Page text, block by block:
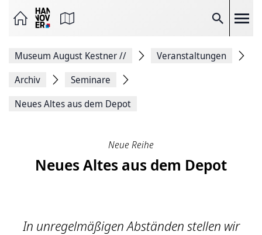
Suche
Facebook
teilen
Seitenlink
Museum August Kestner//
Veranstaltungen
Archiv
Seminare
Neues Altes aus dem Depot
Neue Reihe
Neues Altes aus dem Depot
In unregelmäßigen Abständen stellen wir